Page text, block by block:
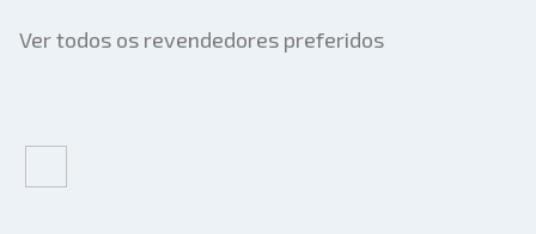
Ver todos os revendedores preferidos